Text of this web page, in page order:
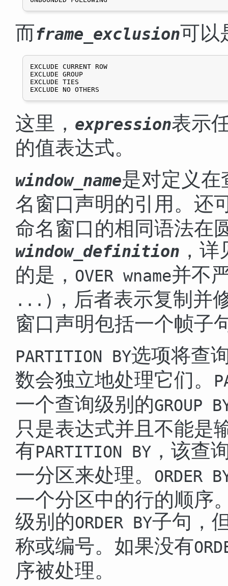
而frame_exclusion可以
EXCLUDE CURRENT ROW
EXCLUDE GROUP
EXCLUDE TIES
这里， expression表示
的值表达式。
window_name是对定义在
名窗口声明的引用。还
命名窗口的相同语法在
window_definition ，详
的是， OVER wname并不
...)
，后者表示复制并
窗口声明包括一个帧子
PARTITION BY选项将查
数会独立地处理它们。
一个查询级别的GROUP
只是表达式并且不能是
有PARTITION BY ，该查
一分区来处理。
ORDER
一个分区中的行的顺序
级别的ORDER BY子句，
称或编号。如果没有
序被处理。